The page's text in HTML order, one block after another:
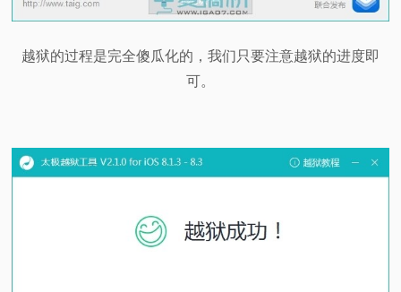
越狱的过程是完全傻瓜化的，我们只要注意越狱的进度即
可。